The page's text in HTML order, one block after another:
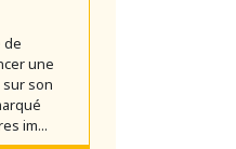
de
une
son
im...